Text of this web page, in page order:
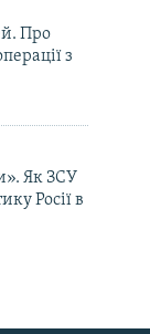
Про
з
Як ЗСУ
Росії в